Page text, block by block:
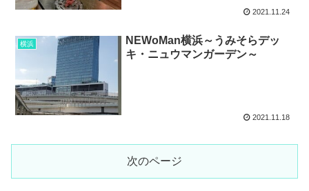
2021.11.24
横浜
NEWoMan横浜～うみそらデッ
キ・ニュウマンガーデン～
2021.11.18
次のページ